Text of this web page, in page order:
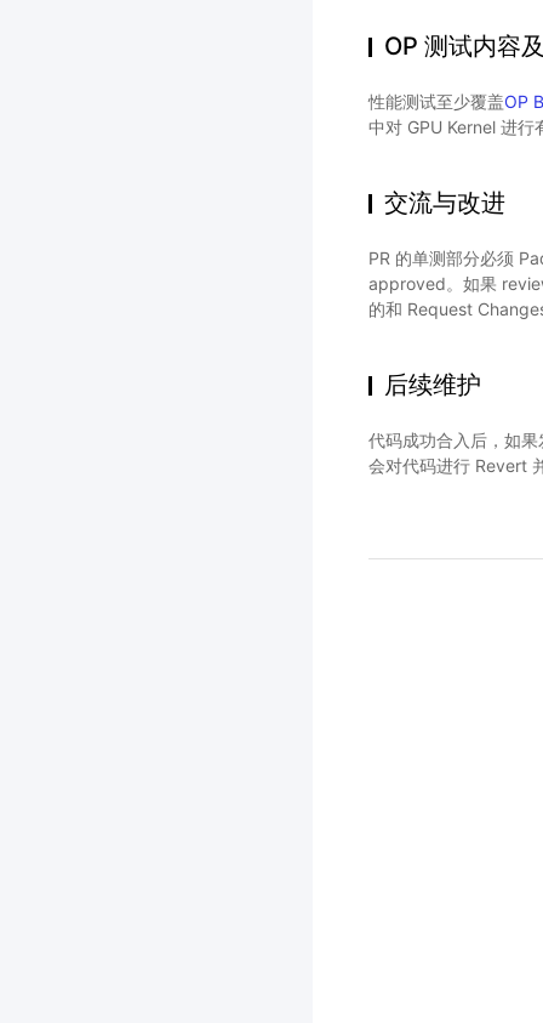
OP 测试内容
性能测试至少覆盖OP
中对 GPU Kernel 进行
交流与改进
PR 的单测部分必须
approved。如果
的和 Request
后续维护
代码成功合入后，如
会对代码进行 Revert